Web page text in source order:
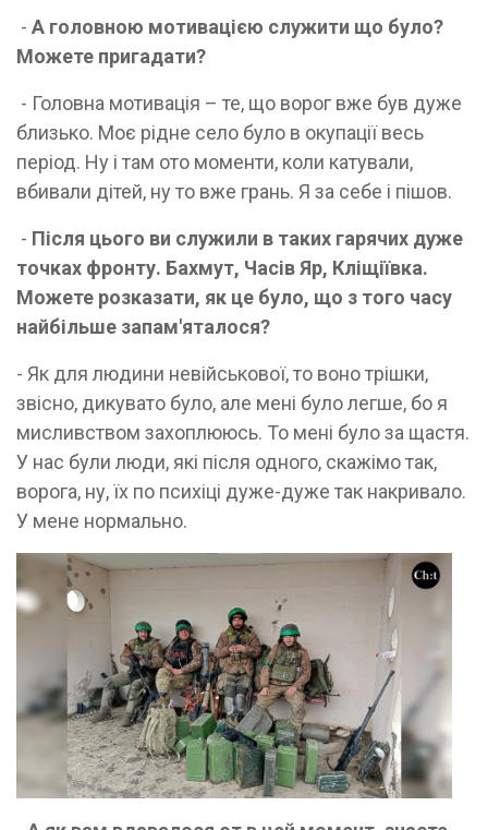
- А головною мотивацією служити що було?
Можете пригадати?
- Головна мотивація – те, що ворог вже був дуже
близько. Моє рідне село було в окупації весь
період. Ну і там ото моменти, коли катували,
вбивали дітей, ну то вже грань. Я за себе і пішов.
- Після цього ви служили в таких гарячих дуже
точках фронту. Бахмут, Часів Яр, Кліщіївка.
Можете розказати, як це було, що з того часу
найбільше запам'яталося?
- Як для людини невійськової, то воно трішки,
звісно, дикувато було, але мені було легше, бо я
мисливством захоплююсь. То мені було за щастя.
У нас були люди, які після одного, скажімо так,
ворога, ну, їх по психіці дуже-дуже так накривало.
У мене нормально.